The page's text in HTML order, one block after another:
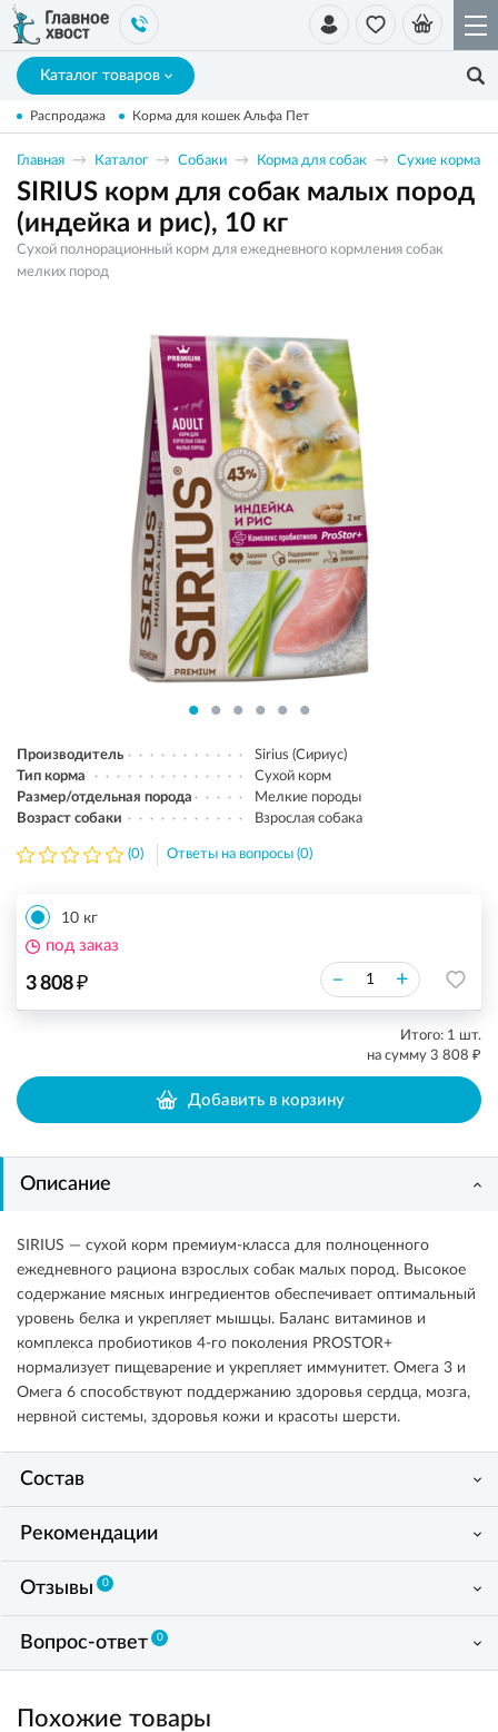
Каталог товаров
Распродажа Корма для кошек Альфа Пет
Главная Каталог Собаки Корма для собак Сухие корма
SIRIUS корм для собак малых пород
(индейка и рис), 10 кг
Сухой полнорационный корм для ежедневного кормления собак
мелких пород
Производитель
Sirius (Сириус)
Тип корма
Сухой корм
Размер/отдельная порода
Мелкие породы
Возраст собаки
Взрослая собака
(0) Ответы на вопросы (0)
10 кг
3 808₽ – +
под заказ
Итого: 1 шт.
на сумму 3 808 ₽
Добавить в корзину
Описание
SIRIUS — сухой корм премиум-класса для полноценного
ежедневного рациона взрослых собак малых пород. Высокое
содержание мясных ингредиентов обеспечивает оптимальный
уровень белка и укрепляет мышцы. Баланс витаминов и
комплекса пробиотиков 4-го поколения PROSTOR+
нормализует пищеварение и укрепляет иммунитет. Омега 3 и
Омега 6 способствуют поддержанию здоровья сердца, мозга,
нервной системы, здоровья кожи и красоты шерсти.
Состав
Рекомендации
Отзывы 0
Вопрос-ответ 0
Похожие товары